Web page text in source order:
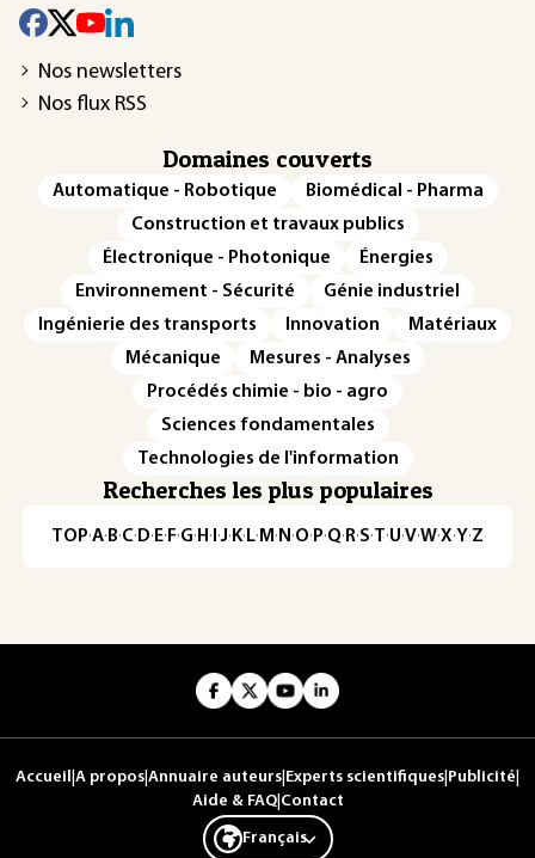
Nos newsletters
Nos flux RSS
Domaines couverts
Automatique - Robotique
Biomédical - Pharma
Construction et travaux publics
Électronique - Photonique
Énergies
Environnement - Sécurité
Génie industriel
Ingénierie des transports
Innovation
Matériaux
Mécanique
Mesures - Analyses
Procédés chimie - bio - agro
Sciences fondamentales
Technologies de l'information
Recherches les plus populaires
TOP·A·B·C· D· E· F·G· H · ·J· K· L· M · N ·O· P·Q· R·S·T·U·V·W·X·Y·Z
Accueil A propos Annuaire auteurs Experts scientifiques Publicité
Aide & FAQ| Contact
Français